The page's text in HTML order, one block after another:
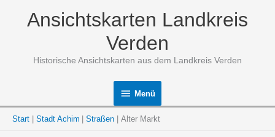
Ansichtskarten Landkreis
Verden
Historische Ansichtskarten aus dem Landkreis Verden
Menü
Menü
Start Stadt Achim Straßen Alter Markt